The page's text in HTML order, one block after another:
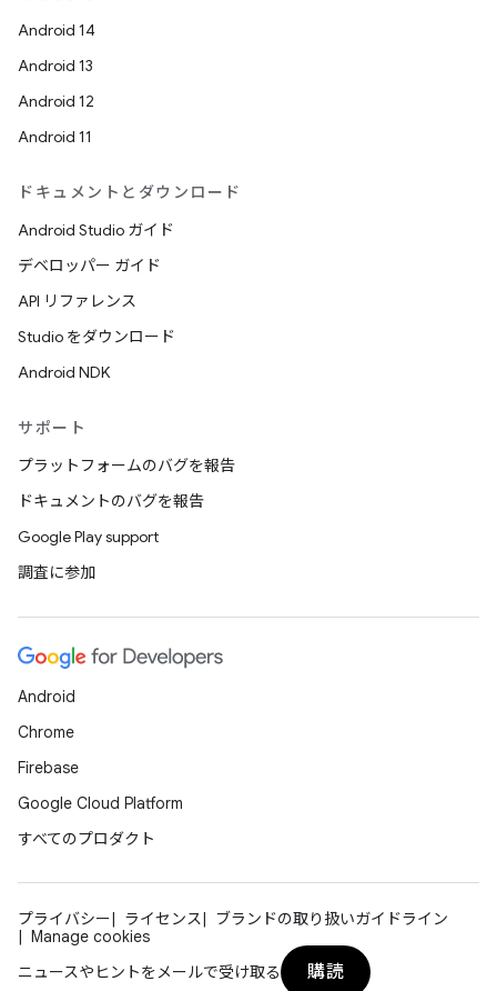
Android 14
Android 13
Android 12
Android 11
ドキュメントとダウンロード
Android Studio ガイド
デベロッパー ガイド
API リファレンス
Studio をダウンロード
Android NDK
サポート
プラットフォームのバグを報告
ドキュメントのバグを報告
Google Play support
調査に参加
Android
Chrome
Firebase
Google Cloud Platform
すべてのプロダクト
プライバシー ライセンス
ブランドの取り扱いガイドライン
Manage cookies
ニュースやヒントをメールで受け取る
購読